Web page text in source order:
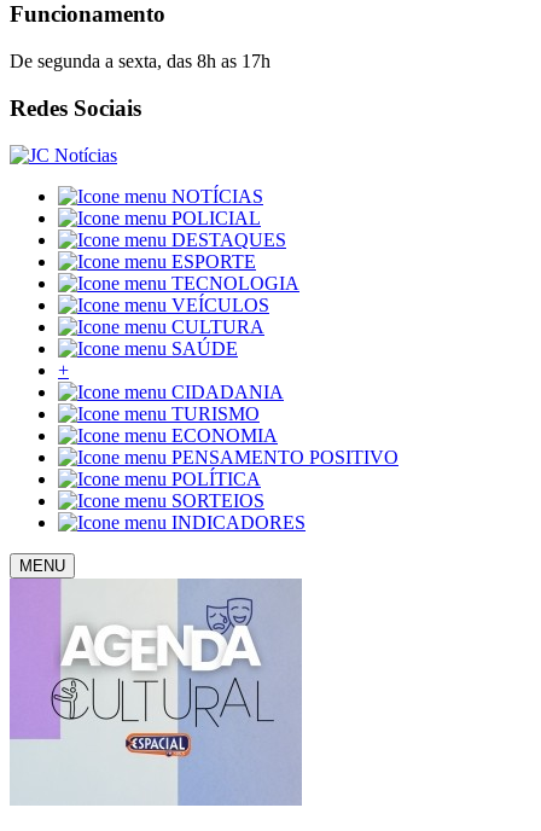
Funcionamento
De segunda a sexta, das 8h as 17h
Redes Sociais
NOTÍCIAS
POLICIAL
DESTAQUES
ESPORTE
TECNOLOGIA
VEÍCULOS
CULTURA
SAÚDE
+
CIDADANIA
TURISMO
ECONOMIA
PENSAMENTO POSITIVO
POLÍTICA
SORTEIOS
INDICADORES
MENU